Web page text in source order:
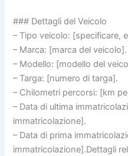
### Dettagli del Veicolo
– Tipo veicolo: [specificare,
– Marca: [marca del veicolo].
– Modello: [modello del
– Targa: [numero di targa].
– Chilometri percorsi: [km
– Data di ultima
immatricolazione].
– Data di prima
immatricolazione].Dettagli